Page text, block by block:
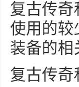
复古传奇
使用的较
装备的相
复古传奇